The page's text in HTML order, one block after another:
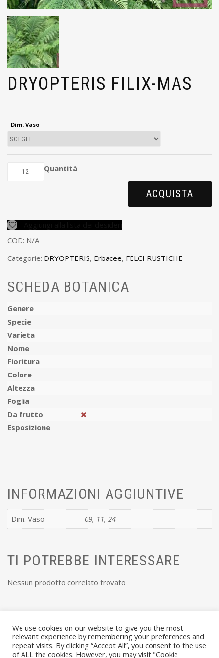
DRYOPTERIS FILIX-MAS
Dim. Vaso
Quantità
ACQUISTA
COD: N/A
Categorie: DRYOPTERIS, Erbacee, FELCI RUSTICHE
SCHEDA BOTANICA
Genere
Specie
Varieta
Nome
Fioritura
Colore
Altezza
Foglia
Da frutto
Esposizione
INFORMAZIONI AGGIUNTIVE
Dim. Vaso 09, 11, 24
TI POTREBBE INTERESSARE
Nessun prodotto correlato trovato
We use cookies on our website to give you the most
relevant experience by remembering your preferences and
repeat visits. By clicking “Accept All”, you consent to the use
of ALL the cookies. However, you may visit "Cookie